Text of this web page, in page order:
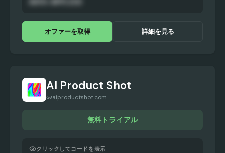
オファーを取得 詳細を見る
AI Product Shot
aiproductshot.com
無料トライアル
クリックしてコードを表示